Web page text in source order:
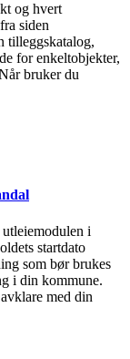
og hvert
siden
tilleggskatalog,
for enkeltobjekter,
bruker du
i
startdato
som bør brukes
i din kommune.
med din